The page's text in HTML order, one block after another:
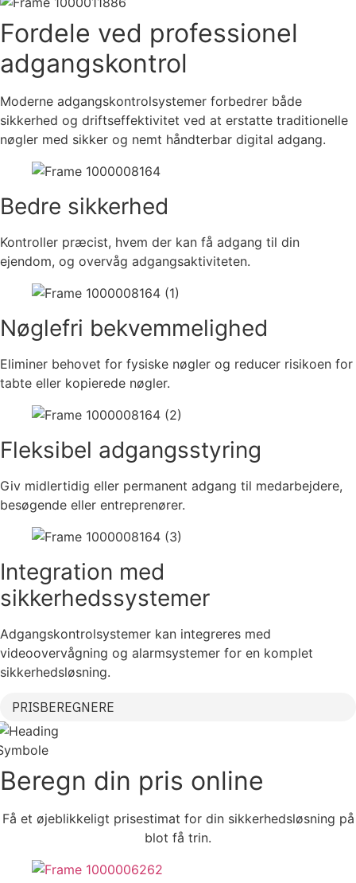
Fordele ved professionel
adgangskontrol
Moderne adgangskontrolsystemer forbedrer både
sikkerhed og driftseffektivitet ved at erstatte traditionelle
nøgler med sikker og nemt håndterbar digital adgang.
Bedre sikkerhed
Kontroller præcist, hvem der kan få adgang til din
ejendom, og overvåg adgangsaktiviteten.
Nøglefri bekvemmelighed
Eliminer behovet for fysiske nøgler og reducer risikoen for
tabte eller kopierede nøgler.
Fleksibel adgangsstyring
Giv midlertidig eller permanent adgang til medarbejdere,
besøgende eller entreprenører.
Integration med
sikkerhedssystemer
Adgangskontrolsystemer kan integreres med
videoovervågning og alarmsystemer for en komplet
sikkerhedsløsning.
PRISBEREGNERE
Beregn din pris online
Få et øjeblikkeligt prisestimat for din sikkerhedsløsning på
blot få trin.